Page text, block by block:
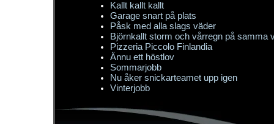
Kallt kallt kallt
Garage snart på plats
Påsk med alla slags väder
Björnkallt storm och vårregn på samma
Pizzeria Piccolo Finlandia
Ännu ett höstlov
Sommarjobb
Nu åker snickarteamet upp igen
Vinterjobb